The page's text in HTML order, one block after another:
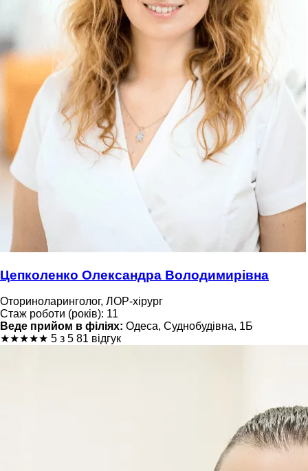
Цепколенко Олександра Володимирівна
Оториноларинголог, ЛОР-хірург
Стаж роботи (років): 11
Веде прийом в філіях: Одеса, Суднобудівна, 1Б
★★★★★ 5 з 5 81 відгук